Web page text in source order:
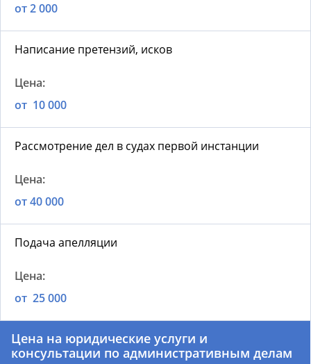
от 2 000
Написание претензий, исков
от 10 000
Рассмотрение дел в судах первой инстанции
от 40 000
Подача апелляции
от 25 000
Цена на юридические услуги и
консультации по административным делам